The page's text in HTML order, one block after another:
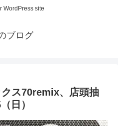
WordPress site
ブログ
ス70remix、店頭抽
日）